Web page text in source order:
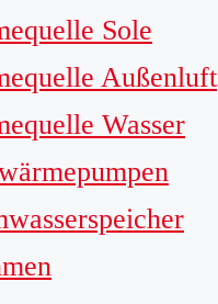
Sole
Außenluft
Wasser